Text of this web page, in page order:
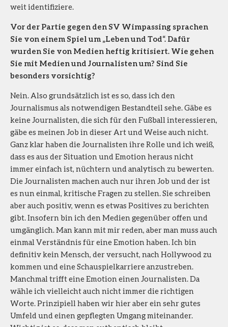
weit identifiziere.
Vor der Partie gegen den SV Wimpassing sprachen
Sie von einem Spiel um „Leben und Tod“. Dafür
wurden Sie von Medien heftig kritisiert. Wie gehen
Sie mit Medien und Journalisten um? Sind Sie
besonders vorsichtig?
Nein. Also grundsätzlich ist es so, dass ich den
Journalismus als notwendigen Bestandteil sehe. Gäbe es
keine Journalisten, die sich für den Fußball interessieren,
gäbe es meinen Job in dieser Art und Weise auch nicht.
Ganz klar haben die Journalisten ihre Rolle und ich weiß,
dass es aus der Situation und Emotion heraus nicht
immer einfach ist, nüchtern und analytisch zu bewerten.
Die Journalisten machen auch nur ihren Job und der ist
es nun einmal, kritische Fragen zu stellen. Sie schreiben
aber auch positiv, wenn es etwas Positives zu berichten
gibt. Insofern bin ich den Medien gegenüber offen und
umgänglich. Man kann mit mir reden, aber man muss auch
einmal Verständnis für eine Emotion haben. Ich bin
definitiv kein Mensch, der versucht, nach Hollywood zu
kommen und eine Schauspielkarriere anzustreben.
Manchmal trifft eine Emotion einen Journalisten. Da
wähle ich vielleicht auch nicht immer die richtigen
Worte. Prinzipiell haben wir hier aber ein sehr gutes
Umfeld und einen gepflegten Umgang miteinander.